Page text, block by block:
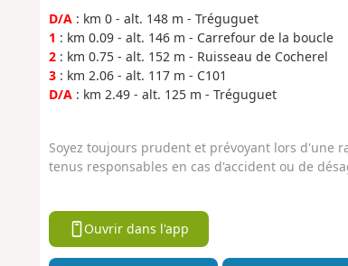
D/A: km 0 - alt. 148 m - Tréguguet
1 : km 0.09 - alt. 146 m - Carrefour de la boucle
2: km 0.75 - alt. 152 m - Ruisseau de Cocherel
3: km 2.06 - alt. 117 m - C101
D/A: km 2.49 - alt. 125 m - Tréguguet
Soyez toujours prudent et prévoyant lors d'une
tenus responsables en cas d'accident ou de
Ouvrir dans l'app